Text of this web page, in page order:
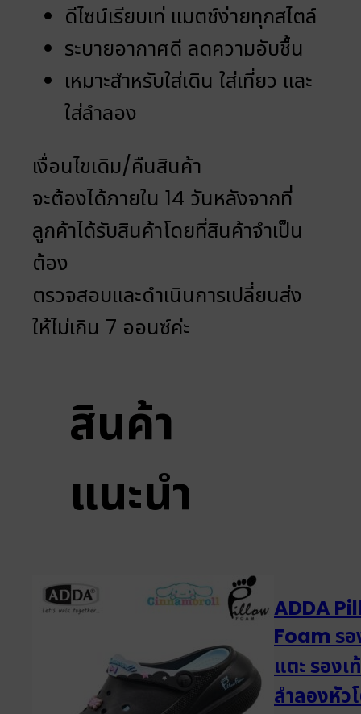
ดีไซน์เรียบเท่ แมตช์ง่ายทุกสไตล์
ระบายอากาศดี ลดความอับชื้น
เหมาะสำหรับใส่เดิน ใส่เที่ยว และ
ใส่ลำลอง
เงื่อนไขเดิม/คืนสินค้า
จะต้องได้ภายใน 14 วันหลังจากที่
ลูกค้าได้รับสินค้าโดยที่สินค้าจำเป็น
ต้อง
ตรวจสอบและดำเนินการเปลี่ยนส่ง
ให้ไม่เกิน 7 ออนซ์ค่ะ
สินค้า
แนะนำ
ADDA
Foam รอ
แตะ รองเ
ลำลองหัว